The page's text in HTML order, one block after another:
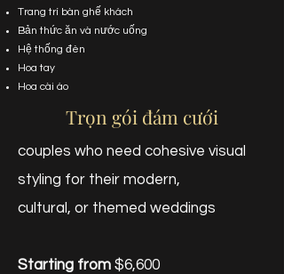
Trang trí bàn ghế khách
Bản thức ăn và nước uống
Hệ thống đèn
Hoa tay
Hoa cài áo
Trọn gói đám cưới
couples who need cohesive visual
styling for their modern,
cultural, or themed weddings
Starting from $6,600